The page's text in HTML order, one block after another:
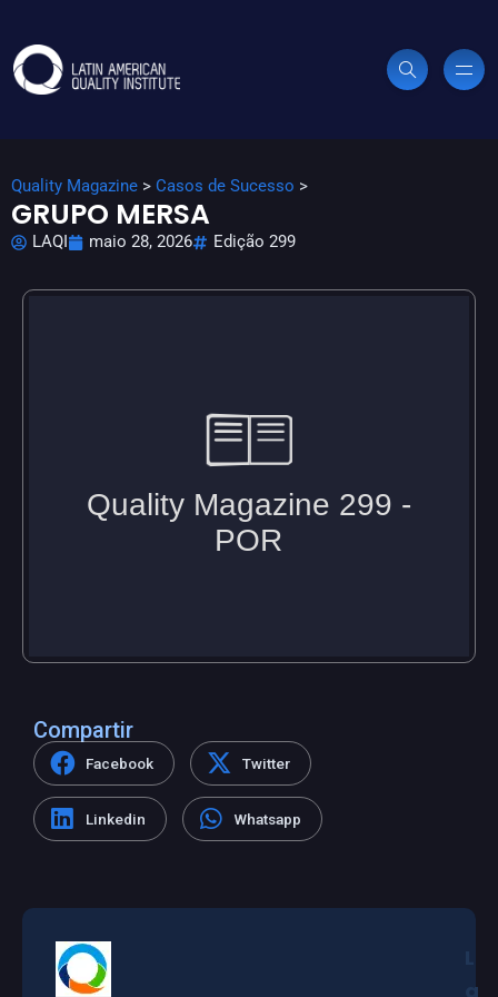
Quality Magazine > Casos de Sucesso >
GRUPO MERSA
LAQI maio 28, 2026 Edição 299
Compartir
Facebook Twitter
Linkedin Whatsapp
a